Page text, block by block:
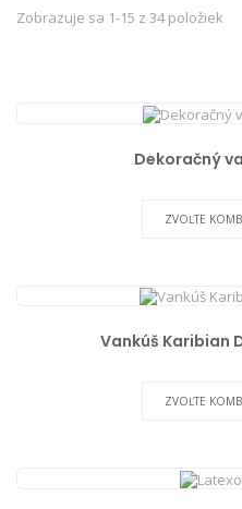
Zobrazuje sa 1-15 z 34 položiek
Dekoračný
ZVOĽTE
Vankúš Karibian
ZVOĽTE